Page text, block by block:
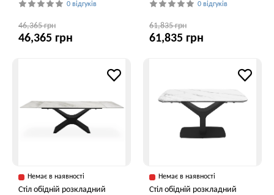
0 відгуків
46,365 грн
46,365 грн
0 відгуків
61,835 грн
61,835 грн
Немає в наявності
Стіл обідній розкладний
Немає в наявності
Стіл обідній розкладний